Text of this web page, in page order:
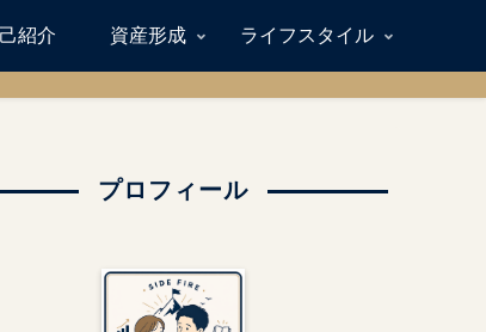
紹介 資産形成 ライフスタイル
プロフィール